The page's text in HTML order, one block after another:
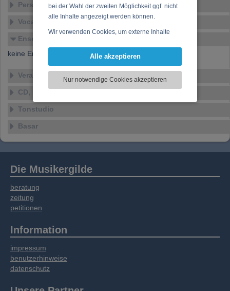
bei der Wahl der zweiten Möglichkeit ggf. nicht
alle Inhalte angezeigt werden können.
Wir verwenden Cookies, um externe Inhalte
Funktionen für soziale Medien anbieten zu
zu analysieren. Dabei werden ggf.
Informationen zu Ihrer Verwendung unserer
soziale Medien, Werbung und Analysen
Alle akzeptieren
Nur notwendige Cookies akzeptieren
Personen-Details
Vocal – Instrumental – Komposition...
Ensembles
keine Ensembles verfügbar
Veranstaltungen
CD, DVD, Vinyl
Tonstudio
Basar
Die Musikergilde
beratung
zeitung
petitionen
Information
impressum
benutzerhinweise
datenschutz